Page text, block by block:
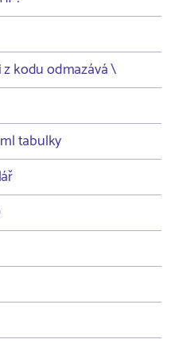
kodu odmazává \
tabulky